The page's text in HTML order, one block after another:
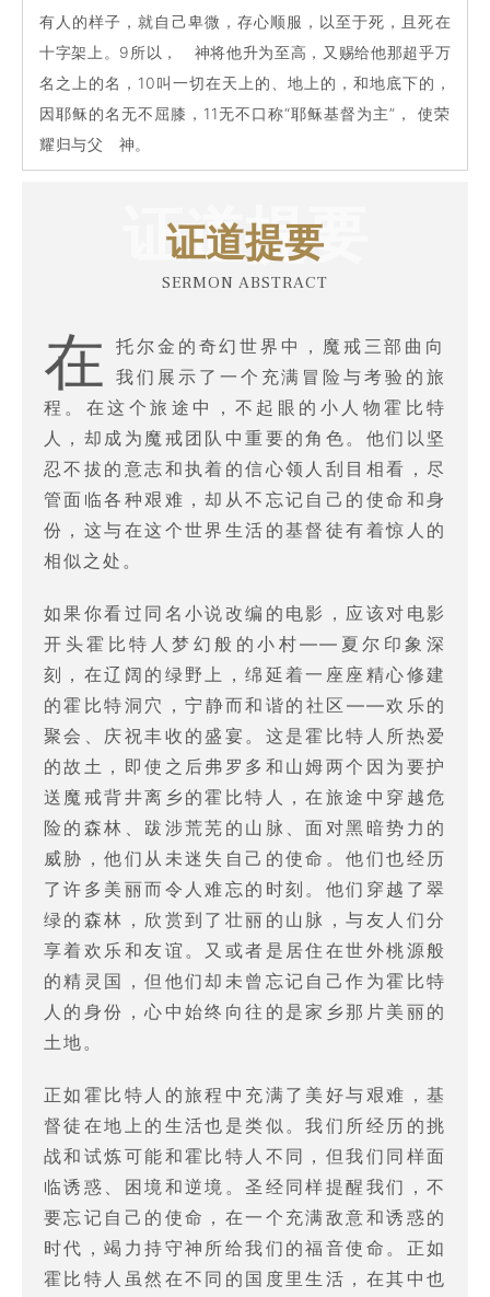
有人的样子，就自己卑微，存心顺服，以至于死，且死在
十字架上。9所以， 神将他升为至高，又赐给他那超乎万
名之上的名，10叫一切在天上的、地上的，和地底下的，
因耶稣的名无不屈膝，11无不口称“耶稣基督为主”， 使荣
耀归与父 神。
证道提要
证道提要
SERMON ABSTRACT
在 托尔金的奇幻世界中，魔戒三部曲向
我们展示了一个充满冒险与考验的旅
程。在这个旅途中，不起眼的小人物霍比特
人，却成为魔戒团队中重要的角色。他们以坚
忍不拔的意志和执着的信心领人刮目相看，尽
管面临各种艰难，却从不忘记自己的使命和身
份，这与在这个世界生活的基督徒有着惊人的
相似之处。
如果你看过同名小说改编的电影，应该对电影
开头霍比特人梦幻般的小村——夏尔印象深
刻，在辽阔的绿野上，绵延着一座座精心修建
的霍比特洞穴，宁静而和谐的社区——欢乐的
聚会、庆祝丰收的盛宴。这是霍比特人所热爱
的故土，即使之后弗罗多和山姆两个因为要护
送魔戒背井离乡的霍比特人，在旅途中穿越危
险的森林、跋涉荒芜的山脉、面对黑暗势力的
威胁，他们从未迷失自己的使命。他们也经历
了许多美丽而令人难忘的时刻。他们穿越了翠
绿的森林，欣赏到了壮丽的山脉，与友人们分
享着欢乐和友谊。又或者是居住在世外桃源般
的精灵国，但他们却未曾忘记自己作为霍比特
人的身份，心中始终向往的是家乡那片美丽的
土地。
正如霍比特人的旅程中充满了美好与艰难，基
督徒在地上的生活也是类似。我们所经历的挑
战和试炼可能和霍比特人不同，但我们同样面
临诱惑、困境和逆境。圣经同样提醒我们，不
要忘记自己的使命，在一个充满敌意和诱惑的
时代，竭力持守神所给我们的福音使命。正如
霍比特人虽然在不同的国度里生活，在其中也